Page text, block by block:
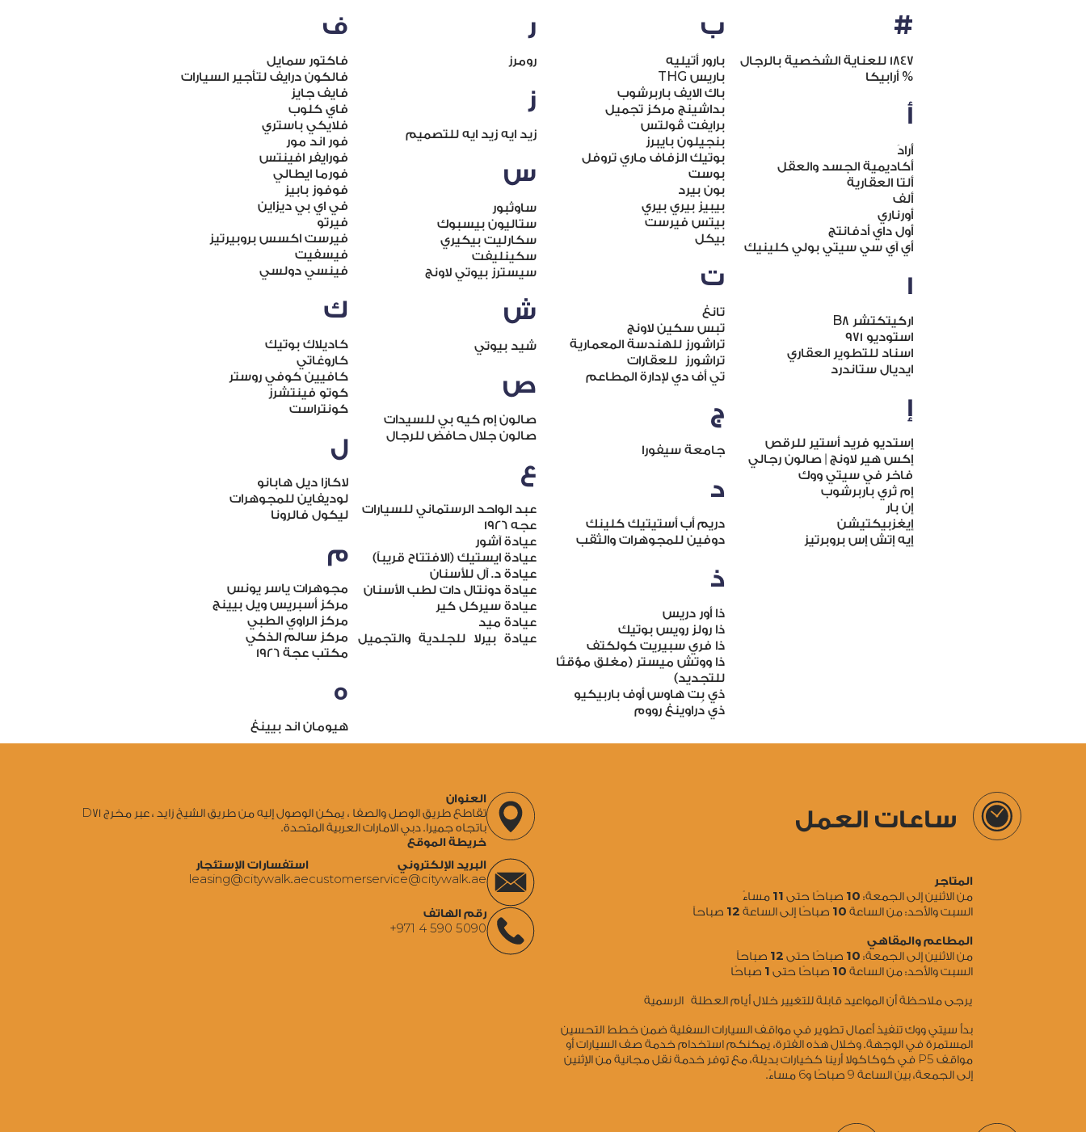
#
١٨٤٧ للعناية الشخصية بالرجال
% أرابيكا
أ
أَرادَ
أكاديمية الجسد والعقل
ألتا العقارية
ألف
أورناري
أول داي أدفانتج
أي آي سي سيتي بولي كلينيك
ا
اركيتكتشر B8
استوديو ٩٧١
اسناد للتطوير العقاري
ايديال ستاندرد
إ
إستديو فريد أستير للرقص
إكس هير لاونج | صالون رجالي
فاخر في سيتي ووك
إم ثري باربرشوب
إن بار
إيغزبيكتيشن
إيه إتش إس بروبرتيز
ب
بارور أتيليه
باريس THG
باك الايف باربرشوب
بداشينج مركز تجميل
برايفت ڤولتس
بنجيلون بايبرز
بوتيك الزفاف ماري تروفل
بوست
بون بيرد
بيبيز بيري بيري
بيتس فيرست
بيكل
ت
تانغ
تبس سكين لاونج
تراشورز للهندسة المعمارية
تراشورز للعقارات
تي أف دي لإدارة المطاعم
ج
جامعة سيفورا
د
دريم أب أستيتيك كلينك
دوفين للمجوهرات والثقب
ذ
ذا أور دريس
ذا رولز رويس بوتيك
ذا فري سبيريت كولكتف
ذا ووتش ميستر (مغلق مؤقتًا
للتجديد)
ذي بِت هاوس أوف باربيكيو
ذي دراوينغ رووم
ر
رومرز
ز
زيد ايه زيد ايه للتصميم
س
ساوثبور
ستاليون بيسبوك
سكارليت بيكيري
سكينليفت
سيسترز بيوتي لاونج
ش
شيد بيوتي
ص
صالون إم كيه بي للسيدات
صالون جلال حافض للرجال
ع
عبد الواحد الرستماني للسيارات
عجه 1926
عيادة آشور
عيادة ايستيك (الافتتاح قريباً)
عيادة د. آل للأسنان
عيادة دونتال دات لطب الأسنان
عيادة سيركل كير
عيادة ميد
عيادة بيرلا للجلدية والتجميل
ف
فاكتور سمايل
فالكون درايف لتأجير السيارات
فايف جايز
فاي كلوب
فلايكي باستري
فور اند مور
فورايفر افينتس
فورما ايطالي
فوفوز بابيز
في اي بي ديزاين
فيرتو
فيرست اكسس بروبيرتيز
فيسفيت
فينسي دولسي
ك
كاديلاك بوتيك
كاروغاتي
كافيين كوفي روستر
كوتو فينتشرز
كونتراست
ل
لاكازا ديل هابانو
لوديفاين للمجوهرات
ليكول فالرونا
م
مجوهرات ياسر يونس
مركز أسبريس ويل بيينج
مركز الراوي الطبي
مركز سالم الذكي
مكتب عجة 1926
ه
هيومان اند بيينغ
ساعات العمل
المتاجر
من الاثنين إلى الجمعة: 10 صباحًا حتى 11 مساءً
السبت والأحد: من الساعة 10 صباحًا إلى الساعة 12 صباحاً
المطاعم والمقاهي
من الاثنين إلى الجمعة: 10 صباحًا حتى 12 صباحاً
السبت والأحد: من الساعة 10 صباحًا حتى 1 صباحًا
يرجى ملاحظة أن المواعيد قابلة للتغيير خلال أيام العطلة الرسمية
بدأ سيتي ووك تنفيذ أعمال تطوير في مواقف السيارات السفلية ضمن خطط التحسين
المستمرة في الوجهة. وخلال هذه الفترة، يمكنكم استخدام خدمة صف السيارات أو
مواقف P 5
في كوكاكولا أرينا كخيارات بديلة، مع توفر خدمة نقل مجانية من الإثنين
إلى الجمعة، بين الساعة 9 صباحًا و6 مساءً.
العنوان
تقاطع طريق الوصل والصفا ، يمكن الوصول إليه من طريق الشيخ زايد ، عبر مخرج D71
باتجاه جميرا. دبي الامارات العربية المتحدة.
خريطة الموقع
البريد الإلكتروني
‍customerservice@citywalk.ae
استفسارات الإستئجار
‍leasing@citywalk.ae
رقم الهاتف
+971 4 590 5090